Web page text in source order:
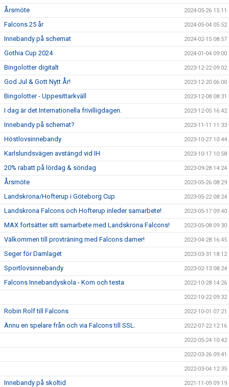
Årsmöte 2024-05-26 15:11
Falcons 25 år 2024-05-04 05:52
Innebandy på schemat 2024-02-15 08:57
Gothia Cup 2024 2024-01-04 09:00
Bingolotter digitalt 2023-12-22 09:02
God Jul & Gott Nytt År! 2023-12-20 06:00
Bingolotter - Uppesittarkväll 2023-12-08 08:31
I dag är det Internationella frivilligdagen. 2023-12-05 16:42
Innebandy på schemat? 2023-11-11 11:33
Höstlovsinnebandy 2023-10-27 10:44
Karlslundsvägen avstängd vid IH 2023-10-17 10:58
20% rabatt på lördag & söndag 2023-09-28 14:24
Årsmöte 2023-05-26 08:29
Landskrona/Hofterup i Göteborg Cup 2023-05-22 08:24
Landskrona Falcons och Hofterup inleder samarbete! 2023-05-17 09:40
MAX fortsätter sitt samarbete med Landskrona Falcons! 2023-05-08 09:30
Välkommen till provträning med Falcons damer! 2023-04-28 16:45
Seger för Damlaget 2023-03-31 18:12
Sportlovsinnebandy 2023-02-13 08:24
Falcons Innebandyskola - Kom och testa 2022-10-28 14:26
2022-10-22 09:32
Robin Rolf till Falcons 2022-10-01 07:21
Ännu en spelare från och via Falcons till SSL. 2022-07-22 12:16
2022-05-24 10:42
2022-03-26 09:41
2022-03-04 12:35
Innebandy på skoltid 2021-11-09 09:19